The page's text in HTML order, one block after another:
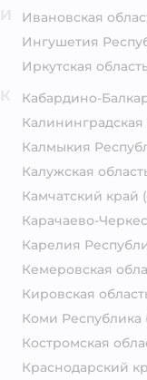
Ивановская
Ингушетия
Иркутская
Кабардино-
Калининградская
Калмыкия
Калужская
Камчатский край
Карачаево-
Карелия
Кемеровская
Кировская
Коми Республика
Костромская
Краснодарский